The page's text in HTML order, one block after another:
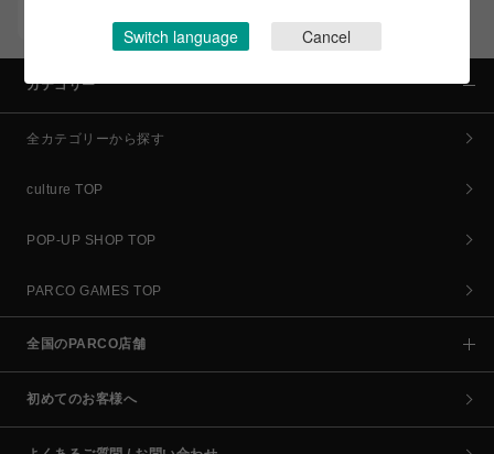
コイン＆クーポンでPARCOでのお買い物がオトクに
カテゴリー
全カテゴリーから探す
culture TOP
POP-UP SHOP TOP
PARCO GAMES TOP
全国のPARCO店舗
初めてのお客様へ
Switch language Cancel